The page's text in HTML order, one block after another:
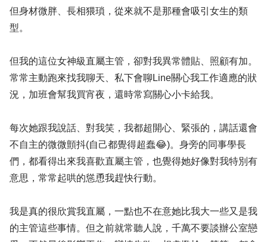
但身材微胖、長相猥瑣，從來就不是那種會吸引女生的類
型。
但我的這位女神級直屬主管，卻對我異常體貼、照顧有加。
常常主動跑來找我聊天、私下會聊Line關心我工作適應的狀
況，加班會幫我買宵夜，還時常寫關心小卡給我。
每次她跟我說話、對我笑，我都超開心、緊張的，講話還會
不自主的微微顫抖(自己都覺得超蠢😂)。身旁的同事學長
們，都看得出來我喜歡直屬主管，也覺得她好像對我特別有
意思，常常起哄的慫恿我趕快行動。
我是真的很欣賞我直屬，一點也不在意她比我大一些又是我
的主管這些事情。但之前就常聽人說，千萬不要談辦公室戀